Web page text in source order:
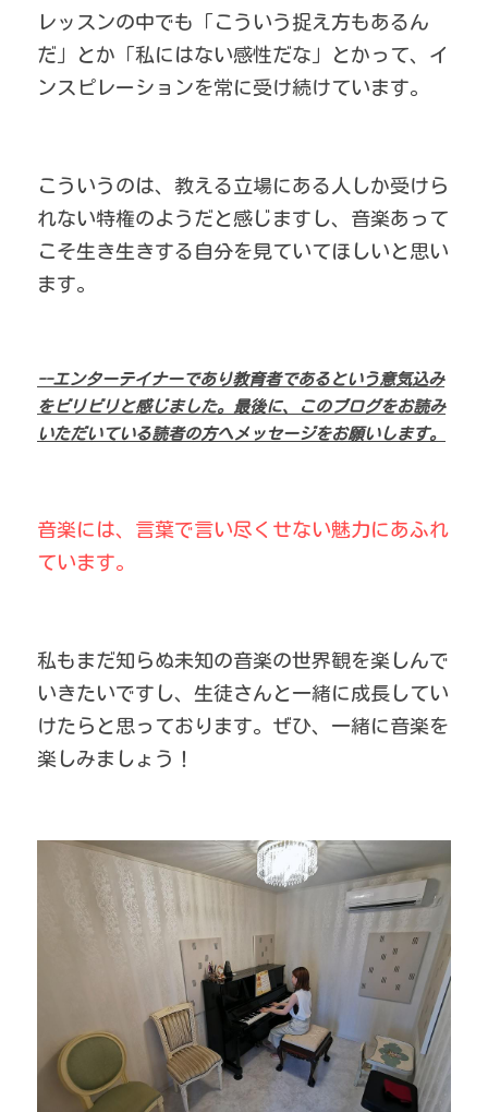
レッスンの中でも「こういう捉え方もあるん
だ」とか「私にはない感性だな」とかって、イ
ンスピレーションを常に受け続けています。
こういうのは、教える立場にある人しか受けら
れない特権のようだと感じますし、音楽あって
こそ生き生きする自分を見ていてほしいと思い
ます。
--エンターテイナーであり教育者であるという意気込み
をビリビリと感じました。最後に、このブログをお読み
いただいている読者の方へメッセージをお願いします。
音楽には、言葉で言い尽くせない魅力にあふれ
ています。
私もまだ知らぬ未知の音楽の世界観を楽しんで
いきたいですし、生徒さんと一緒に成長してい
けたらと思っております。ぜひ、一緒に音楽を
楽しみましょう！